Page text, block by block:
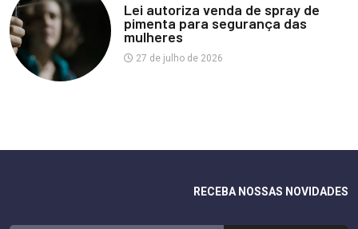
Lei autoriza venda de spray de
pimenta para segurança das
mulheres
27 de julho de 2026
RECEBA NOSSAS NOVIDADES